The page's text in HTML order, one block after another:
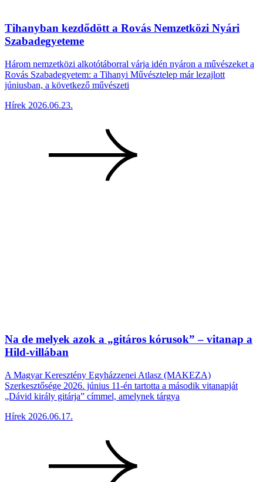
Tihanyban kezdődött a Rovás Nemzetközi Nyári
Szabadegyeteme
Három nemzetközi alkotótáborral várja idén nyáron a művészeket a
Rovás Szabadegyetem: a Tihanyi Művésztelep már lezajlott
júniusban, a következő művészeti
Hírek 2026.06.23.
Na de melyek azok a „gitáros kórusok” – vitanap a
Hild-villában
A Magyar Keresztény Egyházzenei Atlasz (MAKEZA)
Szerkesztősége 2026. június 11-én tartotta a második vitanapját
„Dávid király gitárja” címmel, amelynek tárgya
Hírek 2026.06.17.